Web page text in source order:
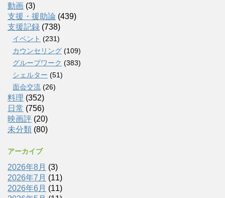
動画 (3)
支援・援助論 (439)
支援記録 (738)
イベント (231)
カウンセリング (109)
グループワーク (383)
シェルター (51)
面会交流 (26)
料理 (352)
日常 (756)
映画評 (20)
未分類 (80)
アーカイブ
2026年8月 (3)
2026年7月 (11)
2026年6月 (11)